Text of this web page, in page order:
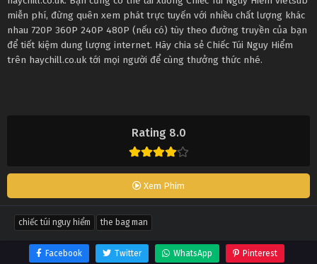
Rating 8.0
Xem Phim
miễn phí, đừng quên xem phát trực tuyến với nhiều chất lượng khác
nhau 720P 360P 240P 480P (nếu có) tùy theo đường truyền của bạn
để tiết kiệm dung lượng internet. Hãy chia sẻ Chiếc Túi Nguy Hiểm
trên haychill.co.uk tới mọi người để cùng thưởng thức nhé.
chiếc túi nguy hiểm the bag man
Facebook Twitter WhatsApp Pinterest